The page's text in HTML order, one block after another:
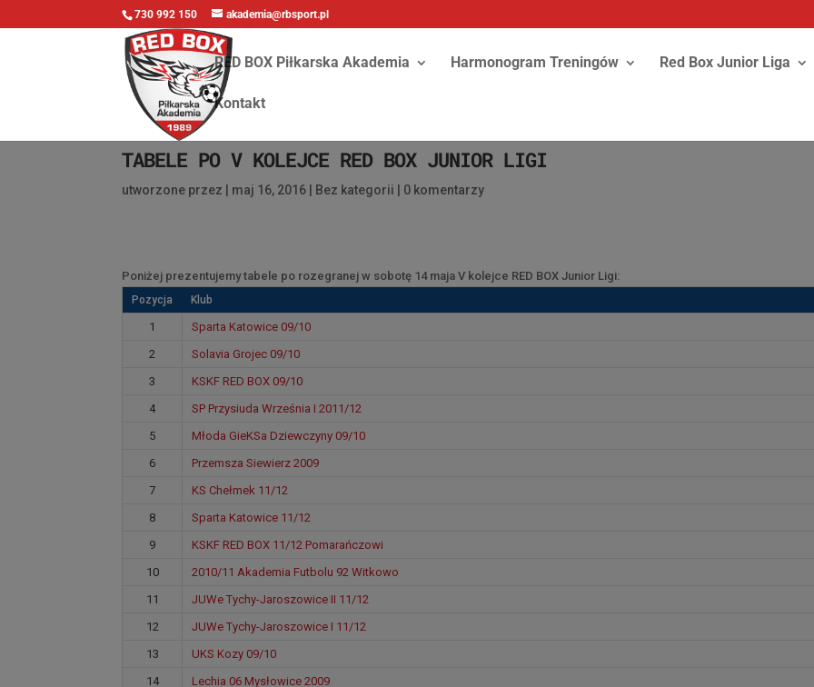
730 992 150 akademia@rbsport.pl
RED BOX Piłkarska Akademia Harmonogram Treningów Red Box Junior Liga
Kontakt
TABELE PO V KOLEJCE RED BOX JUNIOR LIGI
utworzone przez maj 16, 2016 Bez kategorii 0 komentarzy
Poniżej prezentujemy tabele po rozegranej w sobotę 14 maja V kolejce RED BOX Junior Ligi:
Pozycja Klub
1
Sparta Katowice 09/10
2
Solavia Grojec 09/10
3
KSKF RED BOX 09/10
4
SP Przysiuda Września I 2011/12
5
Młoda GieKSa Dziewczyny 09/10
6
Przemsza Siewierz 2009
7
KS Chełmek 11/12
8
Sparta Katowice 11/12
9
KSKF RED BOX 11/12 Pomarańczowi
10
2010/11 Akademia Futbolu 92 Witkowo
11
JUWe Tychy-Jaroszowice II 11/12
12
JUWe Tychy-Jaroszowice I 11/12
13
UKS Kozy 09/10
14
Lechia 06 Mysłowice 2009